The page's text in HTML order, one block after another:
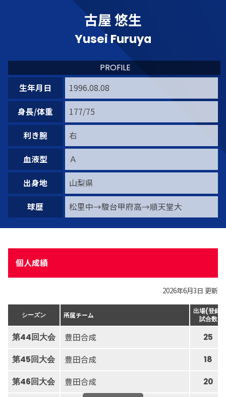
古屋 悠生
Yusei Furuya
生年月日 1996.08.08
身長/体重 177/75
利き腕 右
血液型 Ａ
出身地 山梨県
球歴 松里中→駿台甲府高→順天堂大
PROFILE
個人成績
2026年6月3日 更新
シーズン 所属チーム
出場(登録)
試合数
第44回大会 豊田合成 25
第45回大会 豊田合成 18
第46回大会 豊田合成 20